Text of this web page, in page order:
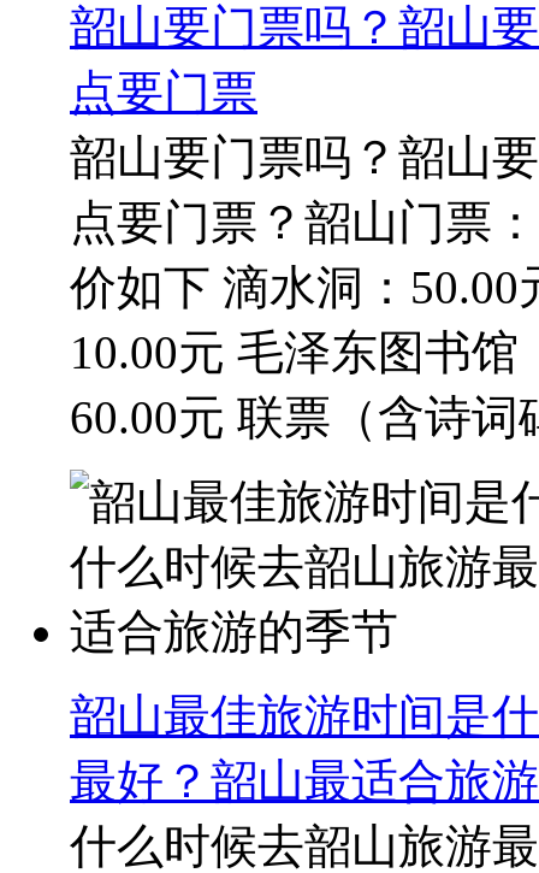
韶山要门票吗？韶山
点要门票
韶山要门票吗？韶山
点要门票？韶山门票
价如下 滴水洞：
10.00元 毛泽东图书
60.00元 联票（含诗词
韶山最佳旅游时间是
最好？韶山最适合旅
什么时候去韶山旅游